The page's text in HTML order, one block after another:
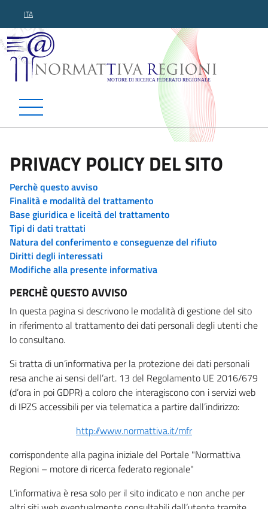
ITA
Normattiva Regioni -
PRIVACY POLICY DEL SITO
Perchè questo avviso
Finalità e modalità del trattamento
Base giuridica e liceità del trattamento
Tipi di dati trattati
Natura del conferimento e conseguenze del rifiuto
Diritti degli interessati
Modifiche alla presente informativa
PERCHÈ QUESTO AVVISO
In questa pagina si descrivono le modalità di gestione del sito
in riferimento al trattamento dei dati personali degli utenti che
lo consultano.
Si tratta di un’informativa per la protezione dei dati personali
resa anche ai sensi dell’art. 13 del Regolamento UE 2016/679
(d’ora in poi GDPR) a coloro che interagiscono con i servizi web
di IPZS accessibili per via telematica a partire dall’indirizzo:
http://www.normattiva.it/mfr
corrispondente alla pagina iniziale del Portale "Normattiva
Regioni – motore di ricerca federato regionale"
L’informativa è resa solo per il sito indicato e non anche per